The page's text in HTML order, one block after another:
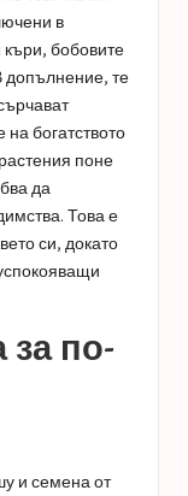
в
къри, бобовите
допълнение, те
богатството
поне
да
Това е
си, докато
за по-
и семена от